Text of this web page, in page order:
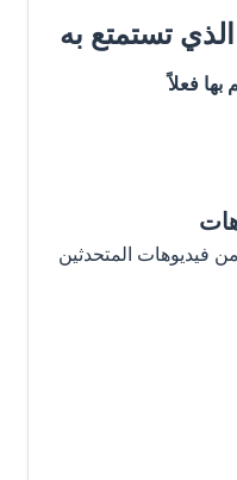
تستمتع به
بها فعلاً
48 ألف من فيديوهات المتحدثين